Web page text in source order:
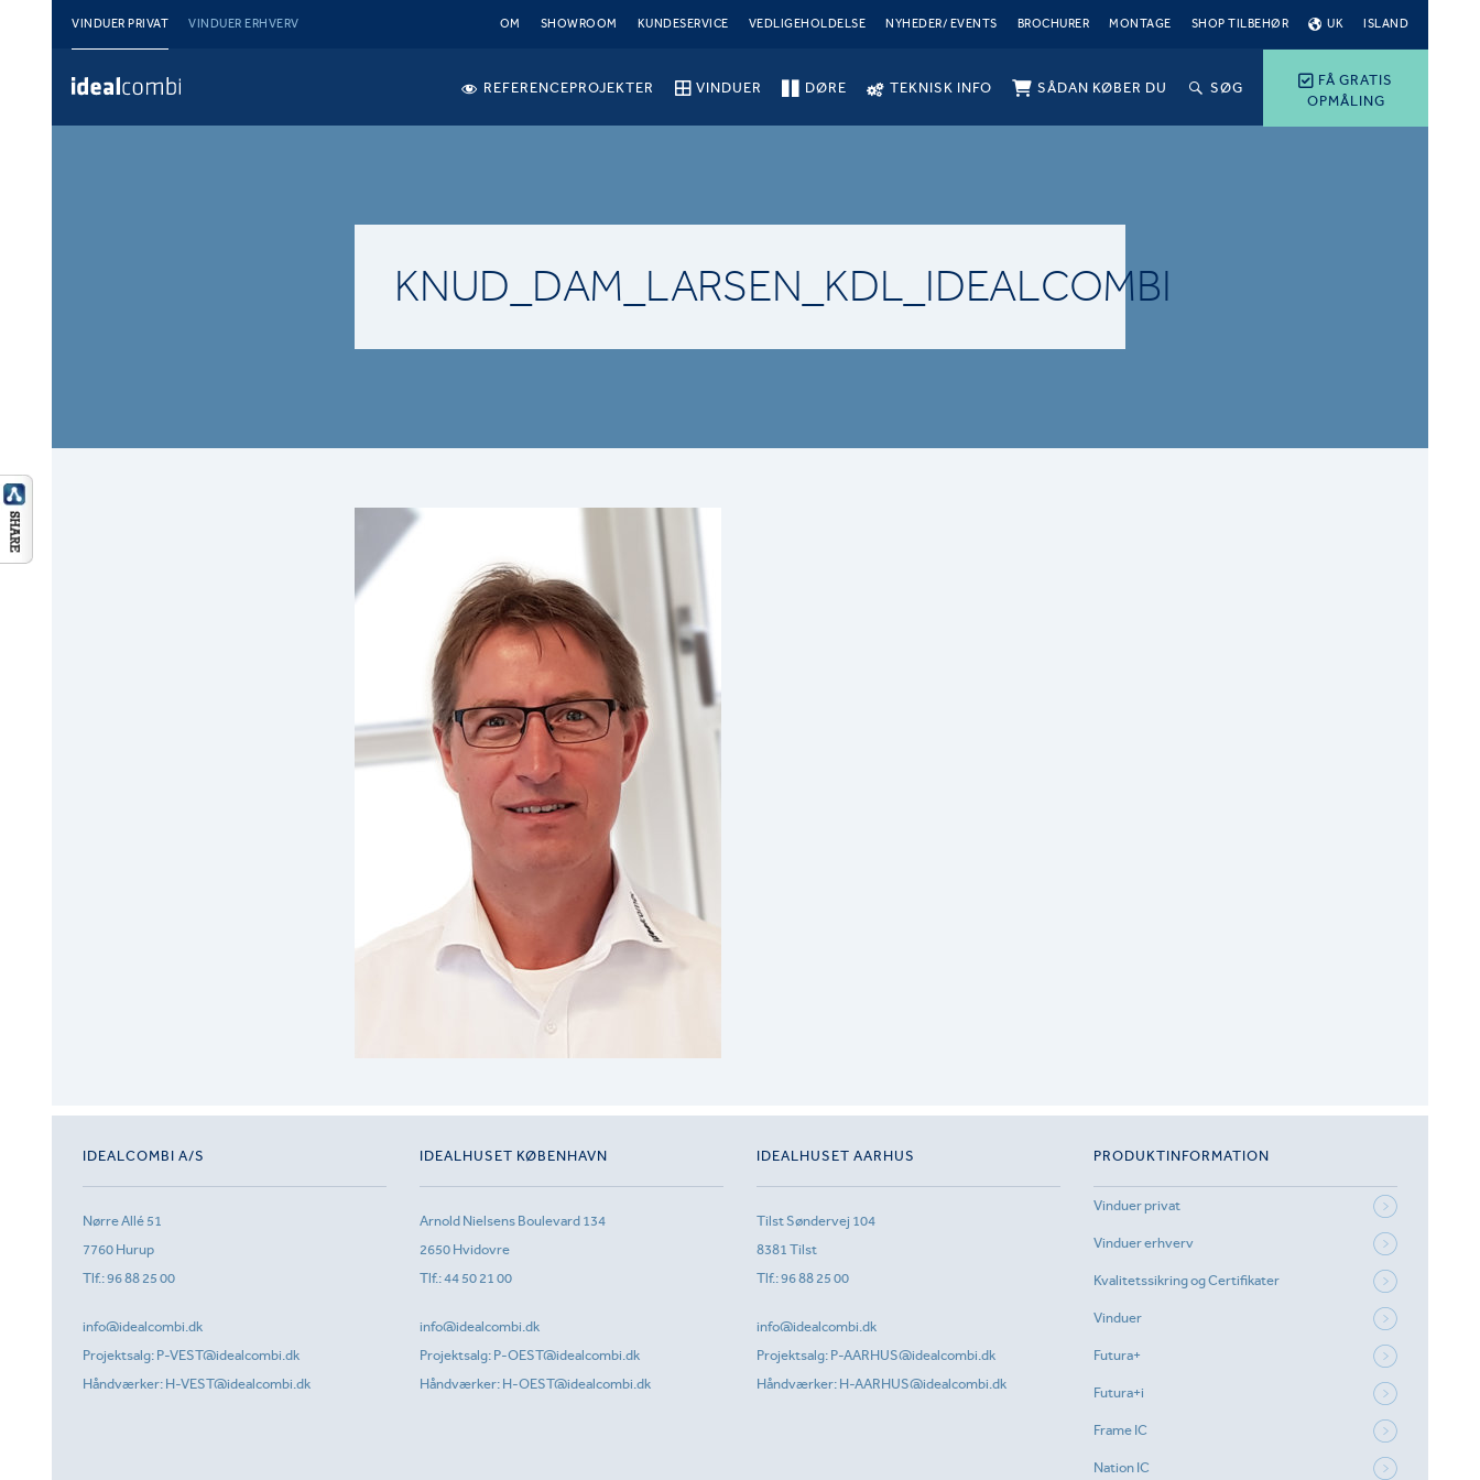
VINDUER PRIVAT VINDUER ERHVERV OM SHOWROOM KUNDESERVICE VEDLIGEHOLDELSE NYHEDER/ EVENTS BROCHURER MONTAGE SHOP TILBEHØR UK ISLAND
FÅ GRATIS
OPMÅLING
REFERENCEPROJEKTER VINDUER DØRE TEKNISK INFO SÅDAN KØBER DU SØG
KNUD_DAM_LARSEN_KDL_IDEALCOMBI
IDEALCOMBI A/S
Nørre Allé 51
7760 Hurup
Tlf.:96 88 25 00
info@idealcombi.dk
Projektsalg: P-VEST@idealcombi.dk
Håndværker: H-VEST@idealcombi.dk
IDEALHUSET KØBENHAVN
Arnold Nielsens Boulevard 134
2650 Hvidovre
Tlf.:44 50 21 00
info@idealcombi.dk
Projektsalg: P-OEST@idealcombi.dk
Håndværker: H-OEST@idealcombi.dk
IDEALHUSET AARHUS
Tilst Søndervej 104
8381 Tilst
Tlf.:96 88 25 00
info@idealcombi.dk
Projektsalg: P-AARHUS@idealcombi.dk
Håndværker: H-AARHUS@idealcombi.dk
PRODUKTINFORMATION
Vinduer privat
Vinduer erhverv
Kvalitetssikring og Certifikater
Vinduer
Futura+
Futura+i
Frame IC
Nation IC